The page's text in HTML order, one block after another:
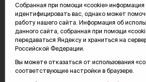
(3452) 68-89-78
kotovaev@sibinformburo.ru
mim@vsluh.ru
Собранная при помощи «cookie»
идентифицировать вас, однако может
работу нашего сайта. Информация об
данного сайта, собранная при помощи
передаваться Яндексу и храниться на
Российской Федерации.
Вы можете отказаться от использования
соответствующие настройки в браузере.